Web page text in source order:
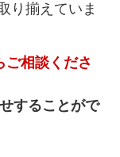
り揃えていま
ご相談くださ
することがで